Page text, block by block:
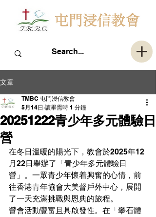
文章
20251222青少年多元體驗日
營
TMBC 屯門浸信教會
5月14日 讀畢需時 1 分鐘
在冬日溫暖的陽光下，教會於2025年12
月22日舉辦了「青少年多元體驗日
營」。一眾青少年懷着興奮的心情，前
往香港青年協會大美督戶外中心，展開
了一天充滿挑戰與恩典的旅程。
營會活動豐富且具啟發性。在「攀石體